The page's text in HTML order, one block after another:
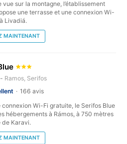
vue sur la montagne, l’établissement
une terrasse et une connexion Wi-
Livadiá.
MAINTENANT
Ramos, Serifos
166 avis
connexion Wi-Fi gratuite, le Serifos Blue
hébergements à Rámos, à 750 mètres
de Karavi.
MAINTENANT